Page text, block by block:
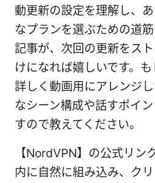
動更新の設定を理解し、
なプランを選ぶための道
記事が、次回の更新をス
けになれば嬉しいです。
詳しく動画用にアレンジ
なシーン構成や話すポイ
すので教えてください。
【NordVPN】の公式リン
内に自然に組み込み、ク